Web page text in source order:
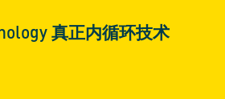
真正内循环技术